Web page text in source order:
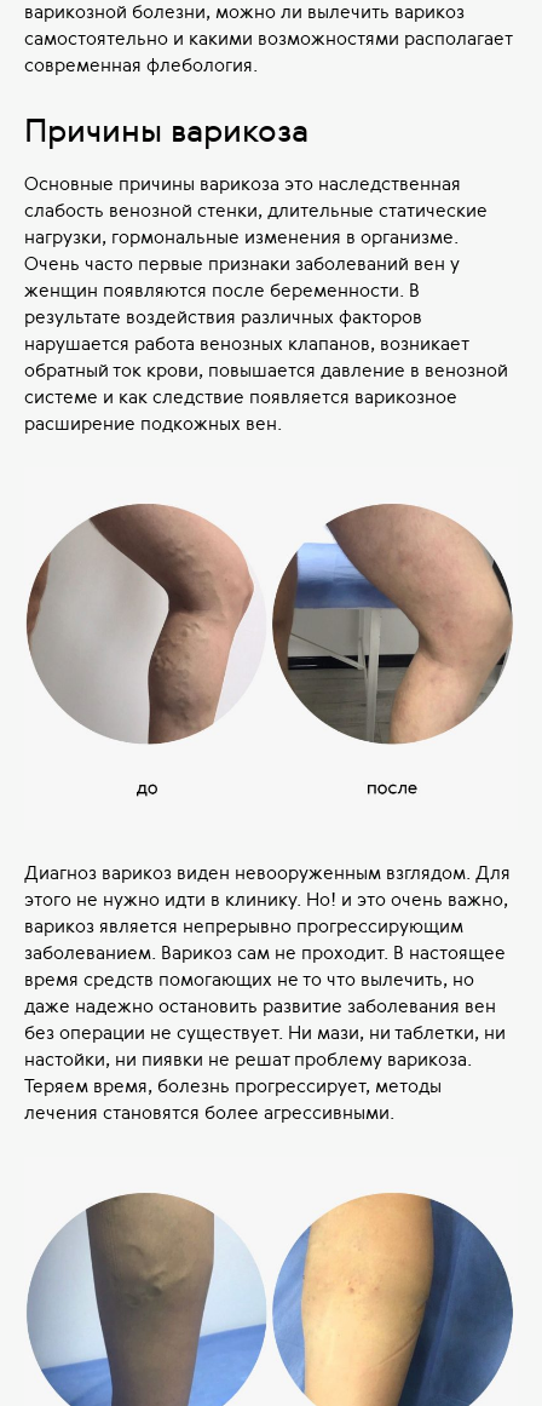
варикозной болезни, можно ли вылечить варикоз
самостоятельно и какими возможностями располагает
современная флебология.
Причины варикоза
Основные причины варикоза это наследственная
слабость венозной стенки, длительные статические
нагрузки, гормональные изменения в организме.
Очень часто первые признаки заболеваний вен у
женщин появляются после беременности. В
результате воздействия различных факторов
нарушается работа венозных клапанов, возникает
обратный ток крови, повышается давление в венозной
системе и как следствие появляется варикозное
расширение подкожных вен.
Диагноз варикоз виден невооруженным взглядом. Для
этого не нужно идти в клинику. Но! и это очень важно,
варикоз является непрерывно прогрессирующим
заболеванием. Варикоз сам не проходит. В настоящее
время средств помогающих не то что вылечить, но
даже надежно остановить развитие заболевания вен
без операции не существует. Ни мази, ни таблетки, ни
настойки, ни пиявки не решат проблему варикоза.
Теряем время, болезнь прогрессирует, методы
лечения становятся более агрессивными.